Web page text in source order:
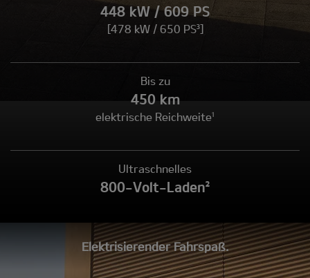
448 kW / 609 PS
[478 kW / 650 PS³]
Bis zu
450 km
elektrische Reichweite¹
Ultraschnelles
800-Volt-Laden²
Elektrisierender Fahrspaß.